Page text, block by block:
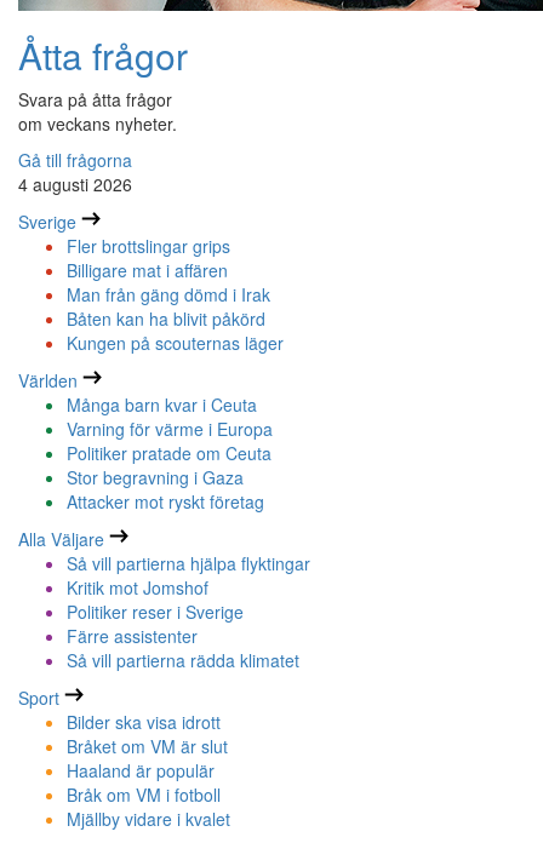
Åtta frågor
Svara på åtta frågor
om veckans nyheter.
Gå till frågorna
4 augusti 2026
Sverige
Fler brottslingar grips
Billigare mat i affären
Man från gäng dömd i Irak
Båten kan ha blivit påkörd
Kungen på scouternas läger
Världen
Många barn kvar i Ceuta
Varning för värme i Europa
Politiker pratade om Ceuta
Stor begravning i Gaza
Attacker mot ryskt företag
Alla Väljare
Så vill partierna hjälpa flyktingar
Kritik mot Jomshof
Politiker reser i Sverige
Färre assistenter
Så vill partierna rädda klimatet
Sport
Bilder ska visa idrott
Bråket om VM är slut
Haaland är populär
Bråk om VM i fotboll
Mjällby vidare i kvalet